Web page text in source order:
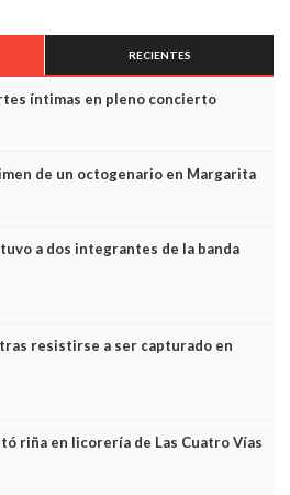
RECIENTES
íntimas en pleno concierto
de un octogenario en Margarita
a dos integrantes de la banda
resistirse a ser capturado en
riña en licorería de Las Cuatro Vías